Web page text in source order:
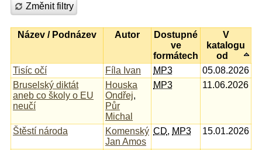
Změnit filtry
Název / Podnázev Autor
Dostupné
ve
formátech
V
katalogu
od
Tisíc očí
Fíla Ivan MP3
05.08.2026
Bruselský diktát
aneb co školy o EU
neučí
Houska
Ondřej,
Půr
Michal
MP3 11.06.2026
Štěstí národa
Komenský
Jan Amos
CD, MP3 15.01.2026